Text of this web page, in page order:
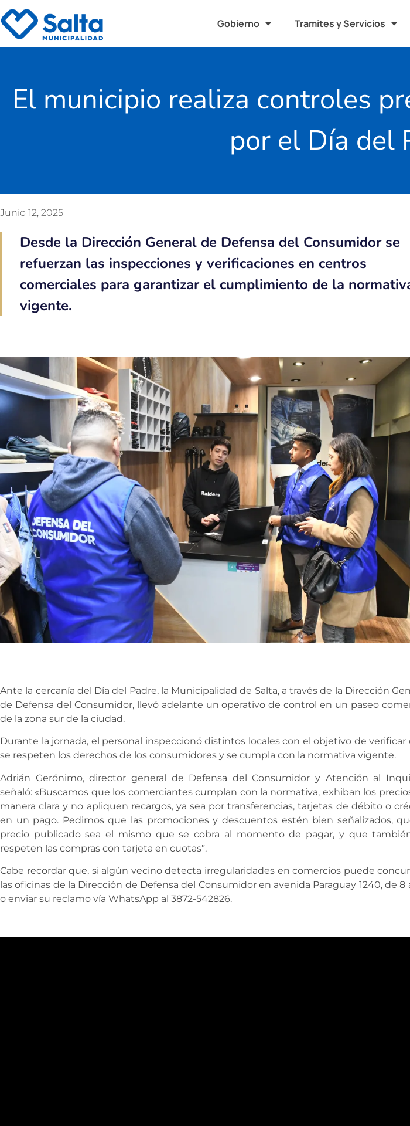
Gobierno Tramites y Servicios
El municipio realiza controles
por el Día del
Junio 12, 2025
Desde la Dirección General de Defensa del Consumidor se
refuerzan las inspecciones y verificaciones en centros
comerciales para garantizar el cumplimiento de la
vigente.
Ante la cercanía del Día del Padre, la Municipalidad de Salta, a través de la Dirección
de Defensa del Consumidor, llevó adelante un operativo de control en un paseo
de la zona sur de la ciudad.
Durante la jornada, el personal inspeccionó distintos locales con el objetivo de verificar
se respeten los derechos de los consumidores y se cumpla con la normativa vigente.
Adrián Gerónimo, director general de Defensa del Consumidor y Atención al
señaló: «Buscamos que los comerciantes cumplan con la normativa, exhiban los
manera clara y no apliquen recargos, ya sea por transferencias, tarjetas de débito o
en un pago. Pedimos que las promociones y descuentos estén bien señalizados,
precio publicado sea el mismo que se cobra al momento de pagar, y que
respeten las compras con tarjeta en cuotas”.
Cabe recordar que, si algún vecino detecta irregularidades en comercios puede
las oficinas de la Dirección de Defensa del Consumidor en avenida Paraguay 1240, de 8
o enviar su reclamo vía WhatsApp al 3872-542826.